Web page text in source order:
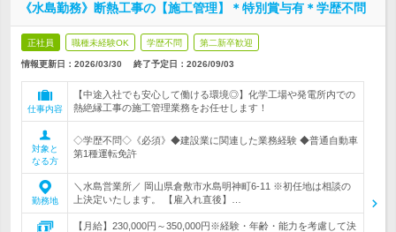
《水島勤務》断熱工事の【施工管理】＊特別賞与有＊学歴不問
正社員 職種未経験OK 学歴不問 第二新卒歓迎
情報更新日：2026/03/30 終了予定日： 2026/09/03
仕事内容
【中途入社でも安心して働ける環境◎】化学工場や発電所内での
熱絶縁工事の施工管理業務をお任せします！
対象と
なる方
◇学歴不問◇《必須》◆建設業に関連した業務経験 ◆普通自動車
第1種運転免許
勤務地
＼水島営業所／ 岡山県倉敷市水島明神町6-11 ※初任地は相談の
上決定いたします。 【雇入れ直後】…
【月給】230,000円～350,000円※経験・年齢・能力を考慮して決